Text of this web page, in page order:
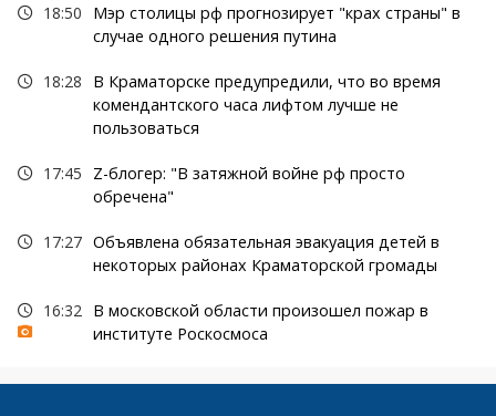
18:50
Мэр столицы рф прогнозирует "крах страны" в
случае одного решения путина
18:28
В Краматорске предупредили, что во время
комендантского часа лифтом лучше не
пользоваться
17:45
Z-блогер: "В затяжной войне рф просто
обречена"
17:27 Объявлена обязательная эвакуация детей в
некоторых районах Краматорской громады
16:32
В московской области произошел пожар в
институте Роскосмоса